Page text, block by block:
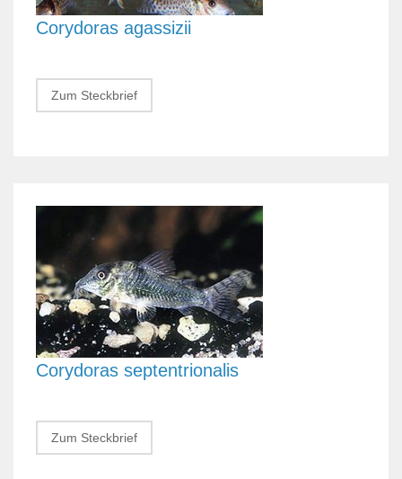
Corydoras agassizii
Zum Steckbrief
Corydoras septentrionalis
Zum Steckbrief